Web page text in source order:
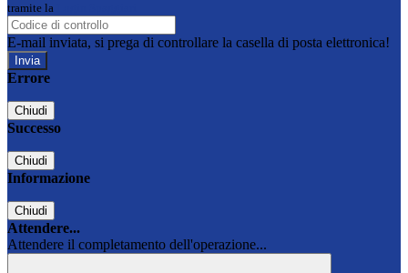
tramite la
E-mail inviata, si prega di controllare la casella di posta elettronica!
Errore
Chiudi
Successo
Chiudi
Informazione
Chiudi
Attendere...
Attendere il completamento dell'operazione...